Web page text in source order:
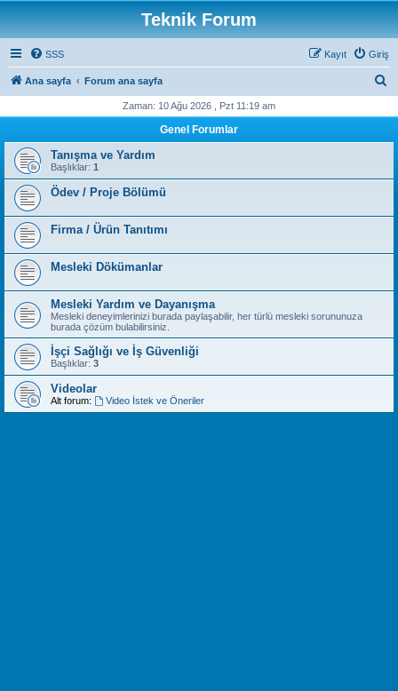
Teknik Forum
SSS Giriş
Kayıt
Ana sayfa Forum ana sayfa
Zaman: 10 Ağu 2026 , Pzt 11:19 am
Genel Forumlar
Tanışma ve Yardım
Başlıklar: 1
Ödev / Proje Bölümü
Firma / Ürün Tanıtımı
Mesleki Dökümanlar
Mesleki Yardım ve Dayanışma
Mesleki deneyimlerinizi burada paylaşabilir, her türlü mesleki sorununuza
burada çözüm bulabilirsiniz.
İşçi Sağlığı ve İş Güvenliği
Başlıklar: 3
Videolar
Alt forum: Video İstek ve Öneriler